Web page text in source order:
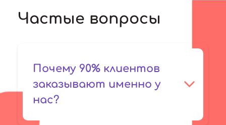
Частые вопросы
Почему 90% клиентов
заказывают именно у
нас?